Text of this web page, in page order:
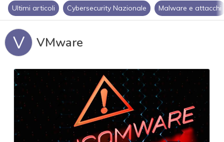
Ultimi articoli Cybersecurity Nazionale Malware e attacchi
V VMware